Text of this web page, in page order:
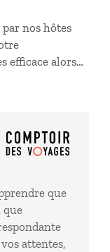
nos hôtes
efficace alors
d'un accident
lors
que
que
attentes,